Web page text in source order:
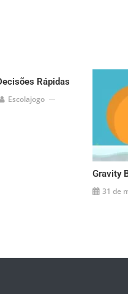
Rápidas
Escolajogo
Gravity
31 de